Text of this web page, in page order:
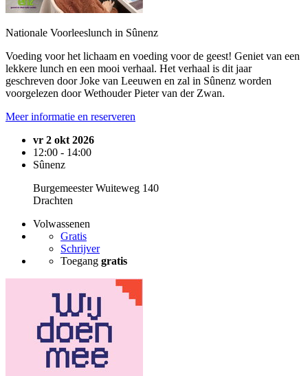
Nationale Voorleeslunch in Sûnenz
Voeding voor het lichaam en voeding voor de geest! Geniet van een
lekkere lunch en een mooi verhaal. Het verhaal is dit jaar
geschreven door Joke van Leeuwen en zal in Sûnenz worden
voorgelezen door Wethouder Pieter van der Zwan.
Meer informatie en reserveren
vr 2 okt 2026
12:00 - 14:00
Sûnenz
Burgemeester Wuiteweg 140
Drachten
Volwassenen
Gratis
Schrijver
Toegang gratis